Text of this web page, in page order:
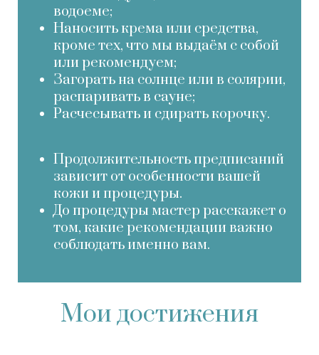
водоеме;
Наносить крема или средства,
кроме тех, что мы выдаём с собой
или рекомендуем;
Загорать на солнце или в солярии,
распаривать в сауне;
Расчесывать и сдирать корочку.
Продолжительность предписаний
зависит от особенности вашей
кожи и процедуры.
До процедуры мастер расскажет о
том, какие рекомендации важно
соблюдать именно вам.
Мои достижения